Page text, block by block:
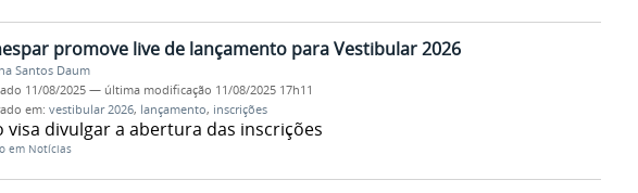
promove live de lançamento para Vestibular 2026
Santos Daum
11/08/2025 — última modificação 11/08/2025 17h11
em: vestibular 2026, lançamento, inscrições
visa divulgar a abertura das inscrições
em Notícias